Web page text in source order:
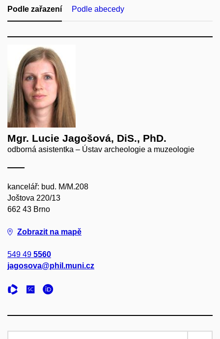
Podle zařazení Podle abecedy
Mgr. Lucie Jagošová, DiS., PhD.
odborná asistentka – Ústav archeologie a muzeologie
kancelář: bud. M/M.208
Joštova 220/13
662 43 Brno
Zobrazit na mapě
549 49 5560
jagosova@phil.muni.cz